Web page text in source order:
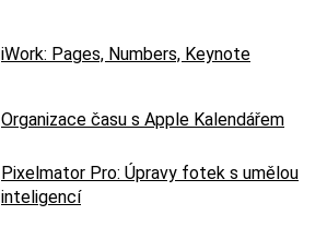
iWork: Pages, Numbers, Keynote
Organizace času s Apple Kalendářem
Pixelmator Pro: Úpravy fotek s umělou
inteligencí